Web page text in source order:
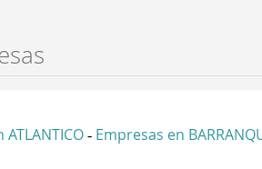
- Empresas en